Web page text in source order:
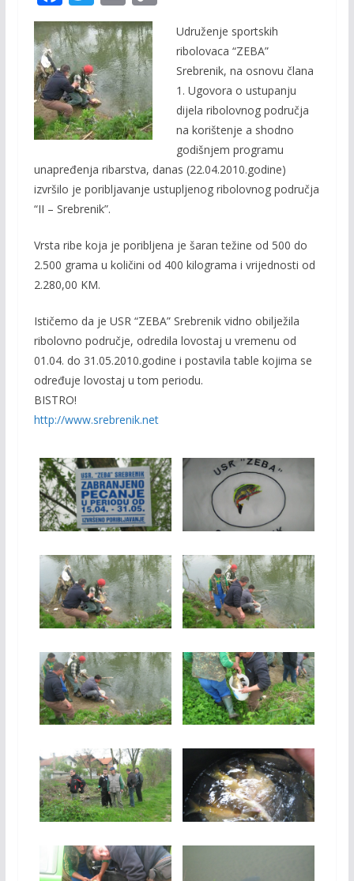
ac
e
b
o
o
k
w
itt
er
m
ai
l
Udruženje sportskih
ribolovaca “ZEBA”
Srebrenik, na osnovu člana
1. Ugovora o ustupanju
dijela ribolovnog područja
na korištenje a shodno
godišnjem programu
unapređenja ribarstva, danas (22.04.2010.godine)
izvršilo je poribljavanje ustupljenog ribolovnog područja
“II – Srebrenik”.
Vrsta ribe koja je poribljena je šaran težine od 500 do
2.500 grama u količini od 400 kilograma i vrijednosti od
2.280,00 KM.
Ističemo da je USR “ZEBA” Srebrenik vidno obilježila
ribolovno područje, odredila lovostaj u vremenu od
01.04. do 31.05.2010.godine i postavila table kojima se
određuje lovostaj u tom periodu.
BISTRO!
http://www.srebrenik.net